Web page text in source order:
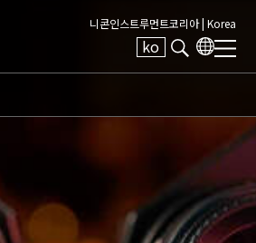
니콘인스트루먼트코리아 | Korea
ko